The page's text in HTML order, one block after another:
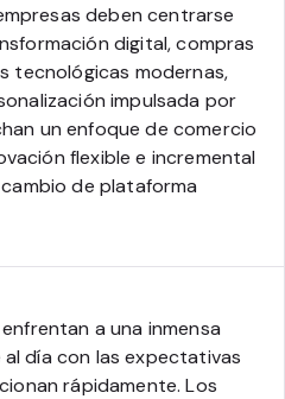
deben centrarse
digital, compras
tecnológicas modernas,
impulsada por
un enfoque de comercio
flexible e incremental
de plataforma
a una inmensa
día con las expectativas
rápidamente. Los